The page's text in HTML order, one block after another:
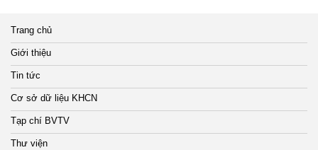
Trang chủ
Giới thiệu
Tin tức
Cơ sở dữ liệu KHCN
Tạp chí BVTV
Thư viện